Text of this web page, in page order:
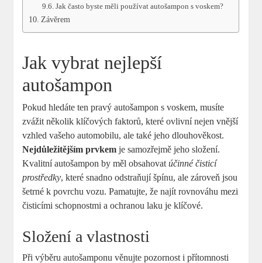
Jak často byste měli používat autošampon s voskem?
Závěrem
Jak vybrat nejlepší
autošampon
Pokud hledáte ten pravý autošampon s voskem, musíte
zvážit několik klíčových faktorů, které ovlivní nejen vnější
vzhled vašeho automobilu, ale také jeho dlouhověkost.
Nejdůležitějším prvkem je samozřejmě jeho složení.
Kvalitní autošampon by měl obsahovatúčinné čisticí
prostředky, které snadno odstraňují špínu, ale zároveň jsou
šetrné k povrchu vozu. Pamatujte, že najít rovnováhu mezi
čisticími schopnostmi a ochranou laku je klíčové.
Složení a vlastnosti
Při výběru autošamponu věnujte pozornost i přítomnosti